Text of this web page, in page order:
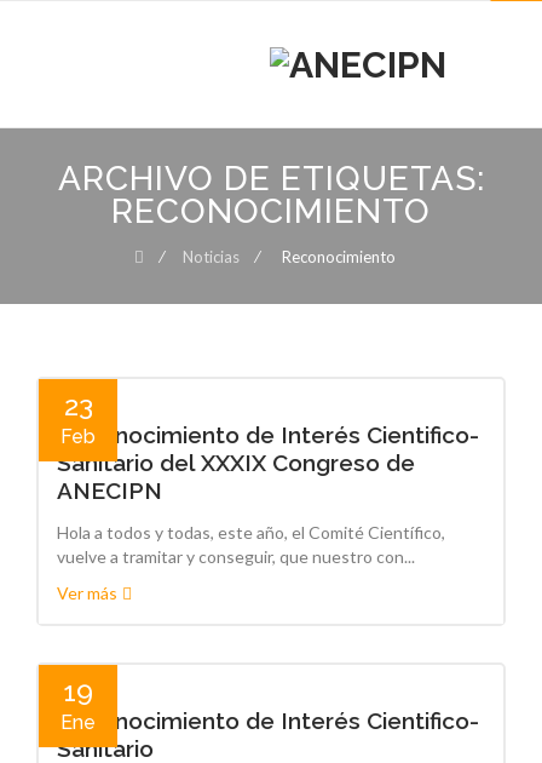
contentARCHIVO DE ETIQUETAS:
RECONOCIMIENTO
⁄ Noticias ⁄ Reconocimiento
23
Feb
Reconocimiento de Interés Cientifico-
Sanitario del XXXIX Congreso de
ANECIPN
Hola a todos y todas, este año, el Comité Científico,
vuelve a tramitar y conseguir, que nuestro con...
Ver más
19
Ene
Reconocimiento de Interés Cientifico-
Sanitario